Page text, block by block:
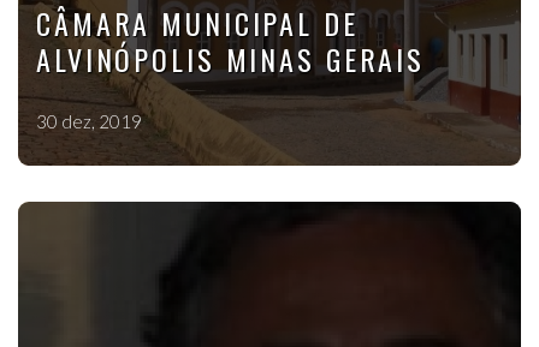
CÂMARA MUNICIPAL DE
ALVINÓPOLIS MINAS GERAIS
30 dez, 2019